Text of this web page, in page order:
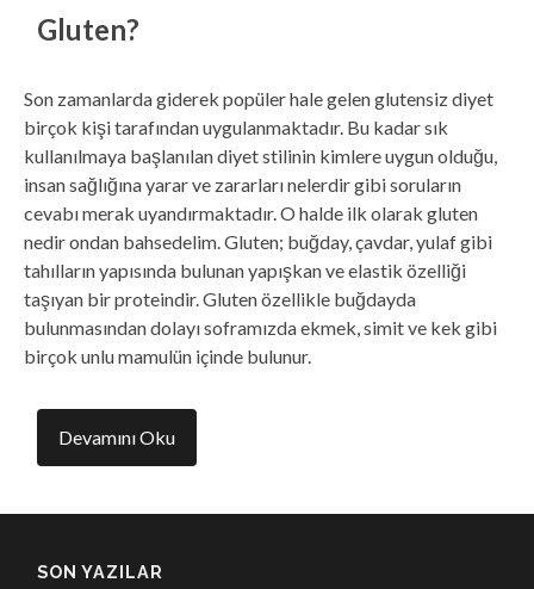
Gluten?
Son zamanlarda giderek popüler hale gelen glutensiz diyet
birçok kişi tarafından uygulanmaktadır. Bu kadar sık
kullanılmaya başlanılan diyet stilinin kimlere uygun olduğu,
insan sağlığına yarar ve zararları nelerdir gibi soruların
cevabı merak uyandırmaktadır. O halde ilk olarak gluten
nedir ondan bahsedelim. Gluten; buğday, çavdar, yulaf gibi
tahılların yapısında bulunan yapışkan ve elastik özelliği
taşıyan bir proteindir. Gluten özellikle buğdayda
bulunmasından dolayı soframızda ekmek, simit ve kek gibi
birçok unlu mamulün içinde bulunur.
Devamını Oku
SON YAZILAR